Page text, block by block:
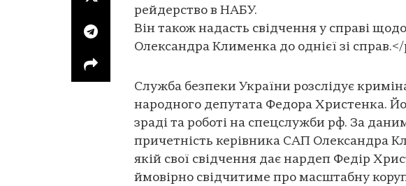
рейдерство в НАБУ.
Він також надасть свідчення у справі
Олександра Клименка до однієї зі справ.</
Служба безпеки України розслідує
народного депутата Федора Христенка.
зраді та роботі на спецслужби рф. За
причетність керівника САП Олександра
якій свої свідчення дає нардеп Федір
ймовірно свідчитиме про масштабну